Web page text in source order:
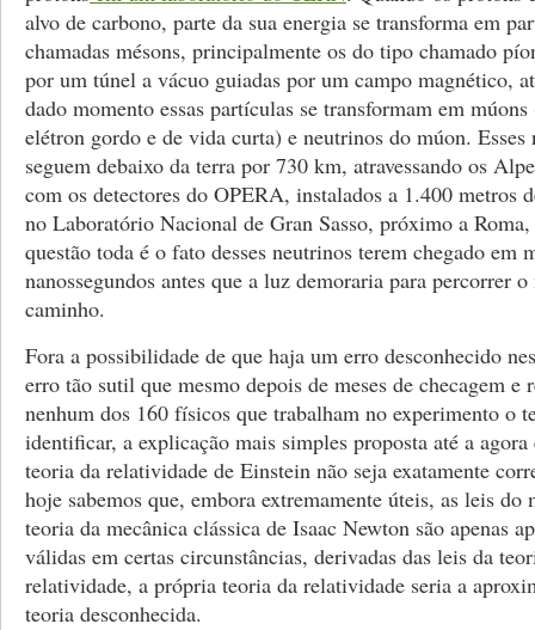
alvo de carbono, parte da sua energia se transforma em
chamadas mésons, principalmente os do tipo chamado
por um túnel a vácuo guiadas por um campo magnético,
dado momento essas partículas se transformam em
elétron gordo e de vida curta) e neutrinos do múon. Esses
seguem debaixo da terra por 730 km, atravessando os
com os detectores do OPERA, instalados a 1.400 metros
no Laboratório Nacional de Gran Sasso, próximo a
questão toda é o fato desses neutrinos terem chegado em
nanossegundos antes que a luz demoraria para percorrer o
caminho.
Fora a possibilidade de que haja um erro desconhecido
erro tão sutil que mesmo depois de meses de checagem e
nenhum dos 160 físicos que trabalham no experimento o
identificar, a explicação mais simples proposta até a agora
teoria da relatividade de Einstein não seja exatamente
hoje sabemos que, embora extremamente úteis, as leis do
teoria da mecânica clássica de Isaac Newton são apenas
válidas em certas circunstâncias, derivadas das leis da
relatividade, a própria teoria da relatividade seria a
teoria desconhecida.